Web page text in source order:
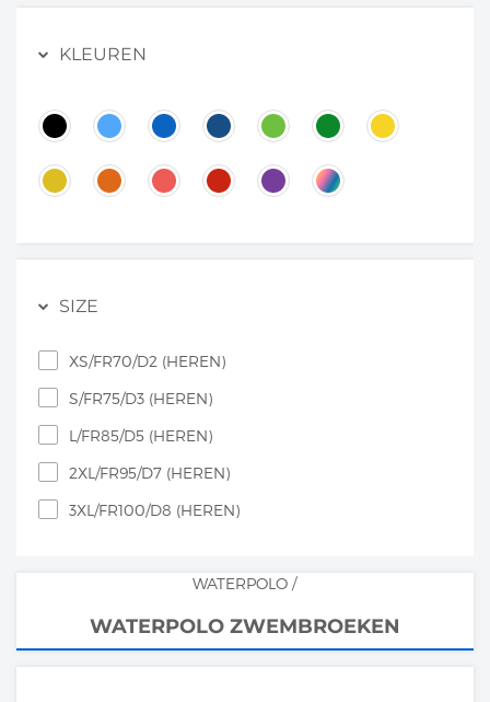
KLEUREN
SIZE
XS/FR70/D2 (HEREN)
S/FR75/D3 (HEREN)
L/FR85/D5 (HEREN)
2XL/FR95/D7 (HEREN)
3XL/FR100/D8 (HEREN)
WATERPOLO /
WATERPOLO ZWEMBROEKEN